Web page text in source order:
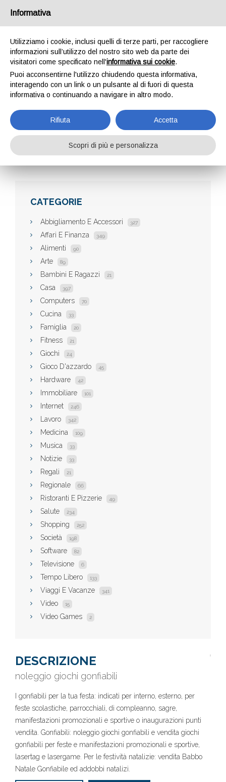
BN GONFIABILI
Aziende Bn Gonfiabili
CATEGORIE
Abbigliamento E Accessori 327
Affari E Finanza 349
Alimenti 90
Arte 89
Bambini E Ragazzi 21
Casa 397
Computers 70
Cucina 33
Famiglia 20
Fitness 21
Giochi 24
Gioco D'azzardo 45
Hardware 42
Immobiliare 101
Internet 246
Lavoro 342
Medicina 109
Musica 33
Notizie 33
Regali 21
Regionale 66
Ristoranti E Pizzerie 49
Salute 234
Shopping 252
Società 198
Software 82
Televisione 6
Tempo Libero 133
Viaggi E Vacanze 341
Video 15
Video Games 2
DESCRIZIONE
noleggio giochi gonfiabili
I gonfiabili per la tua festa: indicati per interno, esterno, per
feste scolastiche, parrocchiali, di compleanno, sagre,
manifestazioni promozionali e sportive o inaugurazioni punti
vendita. Gonfiabili: noleggio giochi gonfiabili e vendita giochi
gonfiabili per feste e manifestazioni promozionali e sportive,
lasertag e lasergame. Per le festività natalizie: vendita Babbo
Natale Gonfiabile ed addobbi natalizi.
Informativa
Utilizziamo i cookie, inclusi quelli di terze parti, per raccogliere
informazioni sull’utilizzo del nostro sito web da parte dei
visitatori come specificato nell'informativa sui cookie.
Puoi acconsentirne l'utilizzo chiudendo questa informativa,
interagendo con un link o un pulsante al di fuori di questa
informativa o continuando a navigare in altro modo.
Rifiuta Accetta
Scopri di più e personalizza